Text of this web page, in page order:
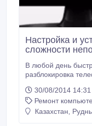
Настройка и
сложности
В любой день
разблокировка
30/08/2014 14:31
Ремонт
Казахстан,